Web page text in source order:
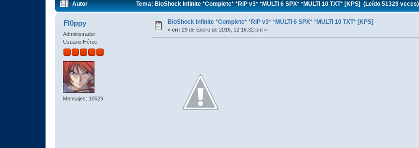
Autor Tema: BioShock Infinite *Complete* *RiP v3* *MULTI 6 SPX* *MULTI 10 TXT* [KPS] (Leído 51329 veces)
Fl0ppy
Administrador
Usuario Héroe
Mensajes: 10529
BioShock Infinite *Complete* *RiP v3* *MULTI 6 SPX* *MULTI 10 TXT* [KPS]
«en: 29 de Enero de 2016, 12:16:32 pm »